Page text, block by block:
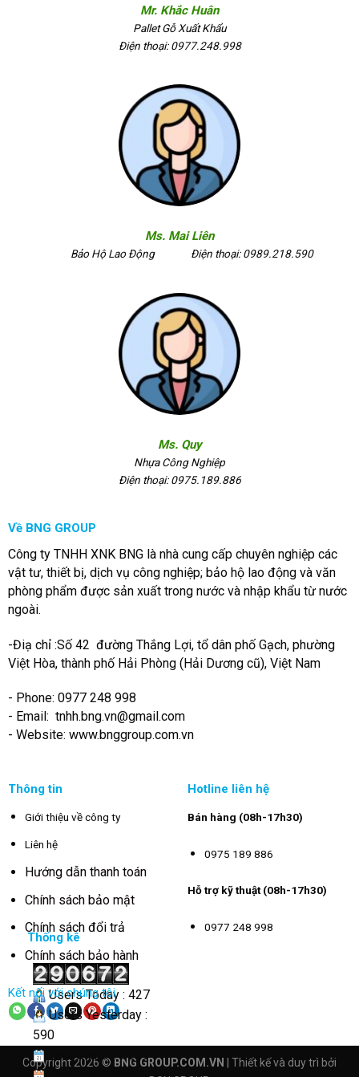
Mr. Khắc Huân
Pallet Gỗ Xuất Khẩu
Điện thoại: 0977.248.998
Ms. Mai Liên
Bảo Hộ Lao Động Điện thoại: 0989.218.590
Ms. Quy
Nhựa Công Nghiệp
Điện thoại: 0975.189.886
Về BNG GROUP
Công ty TNHH XNK BNG là nhà cung cấp chuyên nghiệp các
vật tư, thiết bị, dịch vụ công nghiệp; bảo hộ lao động và văn
phòng phẩm được sản xuất trong nước và nhập khẩu từ nước
ngoài.
-Điạ chỉ :Số 42 đường Thắng Lợi, tổ dân phố Gạch, phường
Việt Hòa, thành phố Hải Phòng (Hải Dương cũ), Việt Nam
- Phone: 0977 248 998
- Email: tnhh.bng.vn@gmail.com
- Website: www.bnggroup.com.vn
Thông tin
Giới thiệu về công ty
Liên hệ
Hướng dẫn thanh toán
Chính sách bảo mật
Chính sách đổi trả
Chính sách bảo hành
Kết nối với chúng tôi
Hotline liên hệ
Bán hàng (08h-17h30)
0975 189 886
Hỗ trợ kỹ thuật (08h-17h30)
0977 248 998
Thống kê
Users Today : 427
Users Yesterday :
590
This Month : 3229
Copyright 2026 © BNG GROUP.COM.VN
| Thiết kế và duy trì bởi